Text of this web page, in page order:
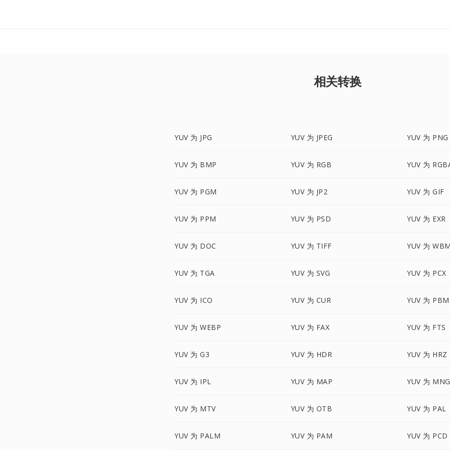
相关转换
YUV 为 JPG YUV 为 JPEG YUV 为 PNG
YUV 为 BMP YUV 为 RGB YUV 为
YUV 为 PGM YUV 为 JP2 YUV 为 GIF
YUV 为 PPM YUV 为 PSD YUV 为 EXR
YUV 为 DOC YUV 为 TIFF YUV 为
YUV 为 TGA YUV 为 SVG YUV 为 PCX
YUV 为 ICO YUV 为 CUR YUV 为 PBM
YUV 为 WEBP YUV 为 FAX YUV 为 FTS
YUV 为 G3 YUV 为 HDR YUV 为 HRZ
YUV 为 IPL YUV 为 MAP YUV 为 MNG
YUV 为 MTV YUV 为 OTB YUV 为 PAL
YUV 为 PALM YUV 为 PAM YUV 为 PCD